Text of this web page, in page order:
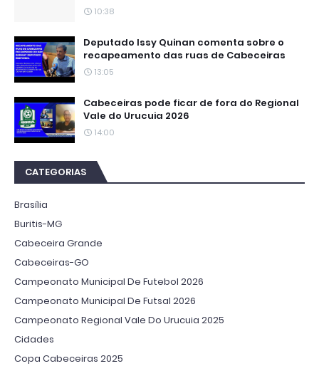
10:38
Deputado Issy Quinan comenta sobre o
recapeamento das ruas de Cabeceiras
13:05
Cabeceiras pode ficar de fora do Regional
Vale do Urucuia 2026
14:00
CATEGORIAS
Brasília
Buritis-MG
Cabeceira Grande
Cabeceiras-GO
Campeonato Municipal De Futebol 2026
Campeonato Municipal De Futsal 2026
Campeonato Regional Vale Do Urucuia 2025
Cidades
Copa Cabeceiras 2025